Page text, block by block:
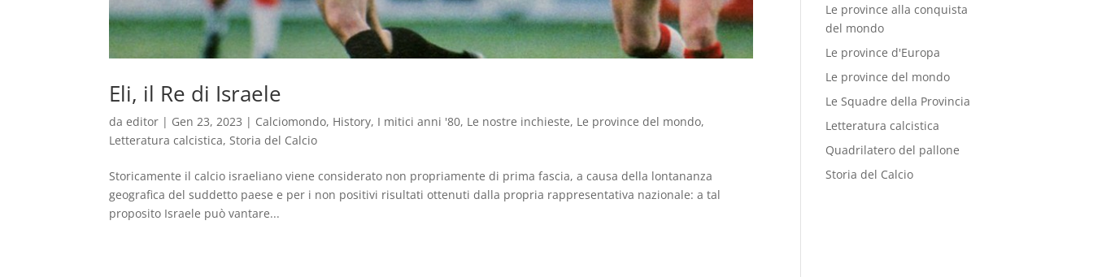
Eli, il Re di Israele
daeditor | Gen 23, 2023 | Calciomondo, History, I mitici anni '80, Le nostre inchieste, Le province del mondo,
Letteratura calcistica, Storia del Calcio
Storicamente il calcio israeliano viene considerato non propriamente di prima fascia, a causa della lontananza
geografica del suddetto paese e per i non positivi risultati ottenuti dalla propria rappresentativa nazionale: a tal
proposito Israele può vantare...
Le province alla conquista
del mondo
Le province d'Europa
Le province del mondo
Le Squadre della Provincia
Letteratura calcistica
Quadrilatero del pallone
Storia del Calcio